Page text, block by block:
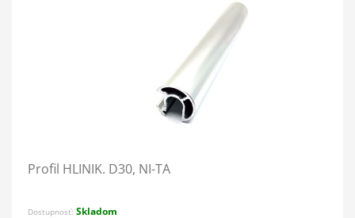
Profil HLINIK. D30, NI-TA
Dostupnosť: Skladom